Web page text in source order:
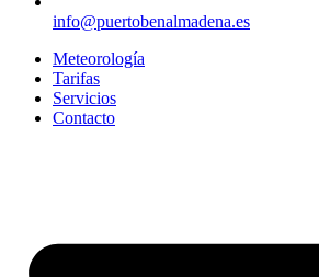
info@puertobenalmadena.es
Meteorología
Tarifas
Servicios
Contacto